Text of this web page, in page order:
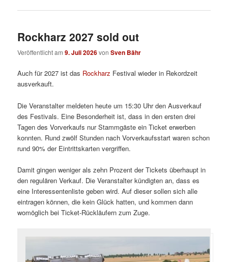
Rockharz 2027 sold out
Veröffentlicht am9. Juli 2026vonSven Bähr
Auch für 2027 ist das Rockharz Festival wieder in Rekordzeit
ausverkauft.
Die Veranstalter meldeten heute um 15:30 Uhr den Ausverkauf
des Festivals. Eine Besonderheit ist, dass in den ersten drei
Tagen des Vorverkaufs nur Stammgäste ein Ticket erwerben
konnten. Rund zwölf Stunden nach Vorverkaufsstart waren schon
rund 90% der Eintrittskarten vergriffen.
Damit gingen weniger als zehn Prozent der Tickets überhaupt in
den regulären Verkauf. Die Veranstalter kündigten an, dass es
eine Interessentenliste geben wird. Auf dieser sollen sich alle
eintragen können, die kein Glück hatten, und kommen dann
womöglich bei Ticket-Rückläufern zum Zuge.